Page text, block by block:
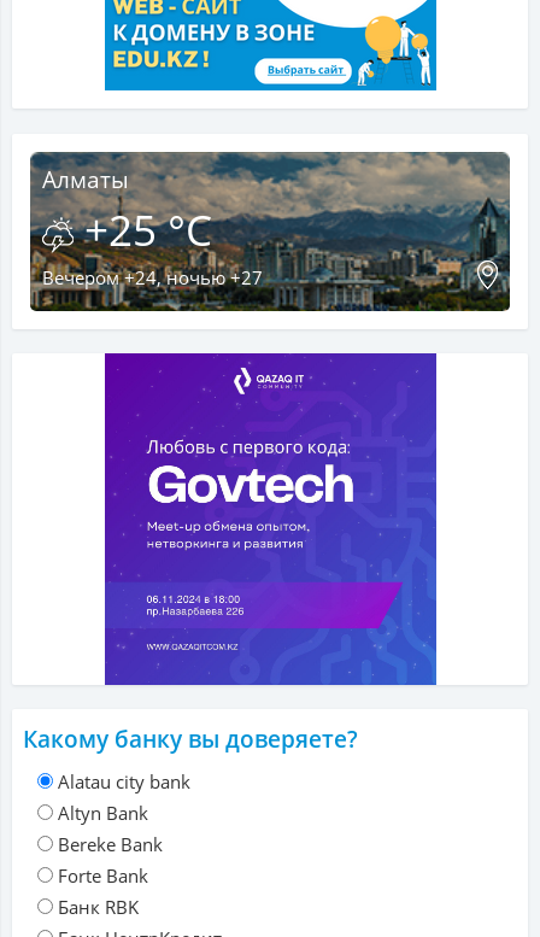
Алматы
+25 °C
Вечером +24, ночью +27
Какому банку вы доверяете?
Alatau city bank
Altyn Bank
Bereke Bank
Forte Bank
Банк RBK